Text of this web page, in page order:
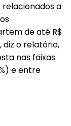
relacionados a
de até R$
diz o relatório,
nas faixas
e entre